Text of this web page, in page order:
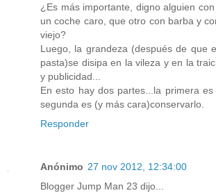
¿Es más importante, digno alguien
un coche caro, que otro con barba y
viejo?
Luego, la grandeza (después de que
pasta)se disipa en la vileza y en la
y publicidad...
En esto hay dos partes...la primera
segunda es (y más cara)conservarlo.
Responder
Anónimo 27 nov 2012, 12:34:00
Blogger Jump Man 23 dijo...